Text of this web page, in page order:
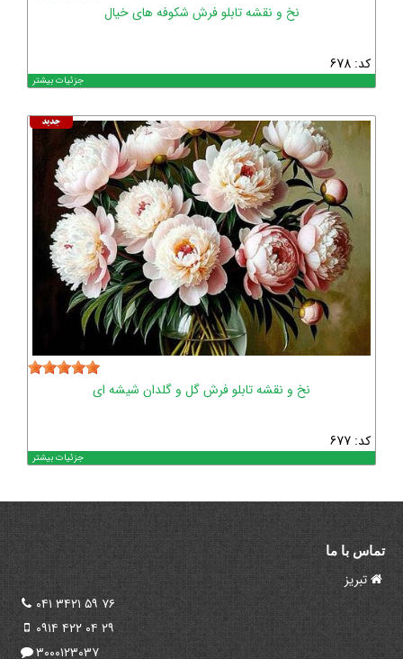
نخ و نقشه تابلو فرش شکوفه های خیال
کد: 678
جزئیات بیشتر
نخ و نقشه تابلو فرش گل و گلدان شیشه ای
کد: 677
جزئیات بیشتر
تماس با ما
تبریز
۰۴۱ ۳۴۲۱ ۵۹ ۷۶
۰۹۱۴ ۴۲۲ ۰۴ ۲۹
۳۰۰۰۱۲۳۰۳۷